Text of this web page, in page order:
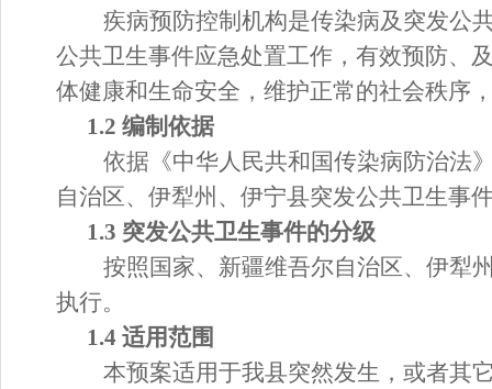
疾病预防控制机构是传染病及 突发公
公共卫生事件应急处置工作，有效预防、
体健康和生命安全，维护正常的社会秩序
1.2 编制依据
依据《中华人民共和国传染病防治法
自治区、 伊犁州、伊宁县突发公共卫生事
1.3 突发公共卫生事件的分级
按照国家、 新疆维吾尔自治区、 伊犁
执行。
1.4 适用范围
本预案适用于我县突然发生，或者其